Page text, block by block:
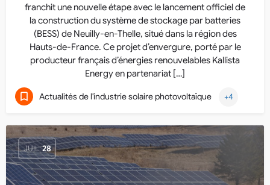
franchit une nouvelle étape avec le lancement officiel de
la construction du système de stockage par batteries
(BESS) de Neuilly-en-Thelle, situé dans la région des
Hauts-de-France. Ce projet d’envergure, porté par le
producteur français d’énergies renouvelables Kallista
Energy en partenariat […]
Actualités de l'industrie solaire photovoltaïque +4
JUIL 28